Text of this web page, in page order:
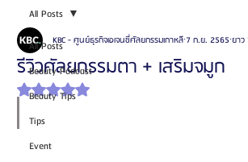
All Posts
Beauty Podcast
Beauty Tips
Tips
Event
All Posts
รีวิวศัลยกรรมตา + เสริมจมูก
KBC - ศูนย์ธุรกิจเอเจนซี่ศัลยกรรมเกาหลี 7 ก.ย. 2565 ยาว
ได้รับ NaN เต็ม 5 ดาว